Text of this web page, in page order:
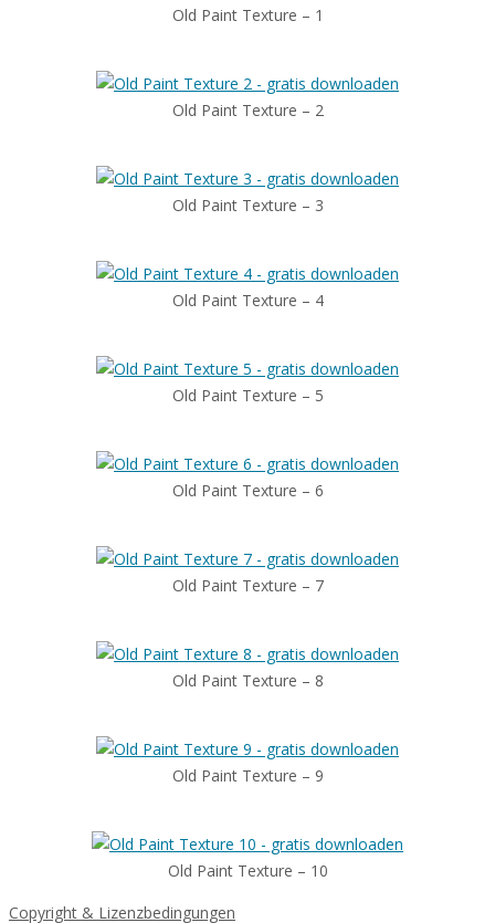
Old Paint Texture – 1
Old Paint Texture – 2
Old Paint Texture – 3
Old Paint Texture – 4
Old Paint Texture – 5
Old Paint Texture – 6
Old Paint Texture – 7
Old Paint Texture – 8
Old Paint Texture – 9
Old Paint Texture – 10
Copyright & Lizenzbedingungen